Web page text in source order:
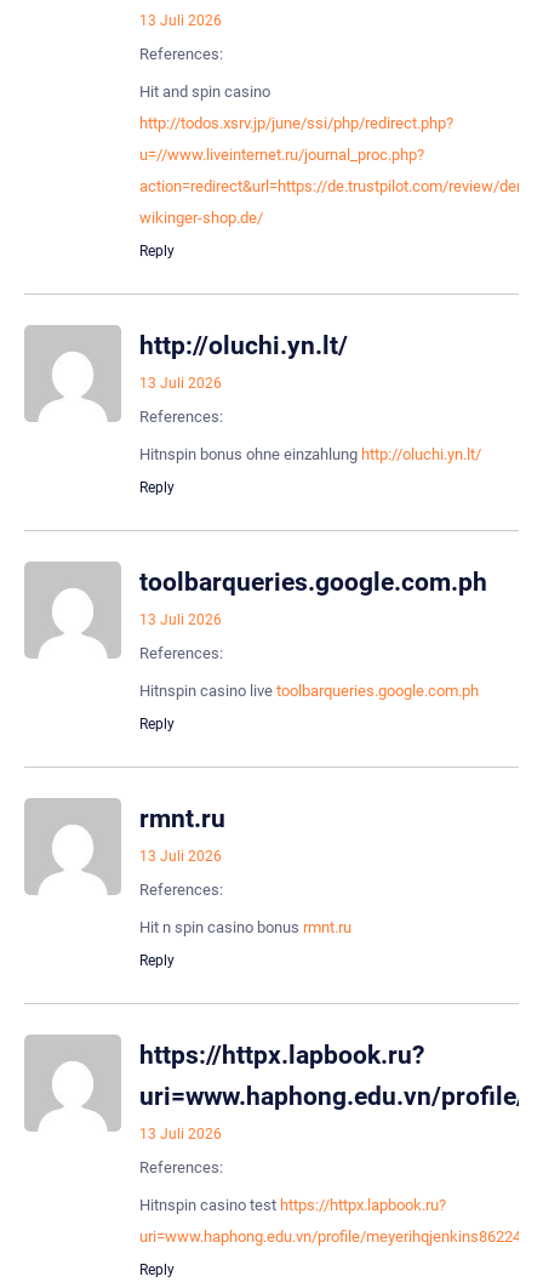
13 Juli 2026
References:
Hit and spin casino
http://todos.xsrv.jp/june/ssi/php/redirect.php?
u=//www.liveinternet.ru/journal_proc.php?
action=redirect&url=https://de.trustpilot.com/review/der-
wikinger-shop.de/
Reply
http://oluchi.yn.lt/
13 Juli 2026
References:
Hitnspin bonus ohne einzahlung http://oluchi.yn.lt/
Reply
toolbarqueries.google.com.ph
13 Juli 2026
References:
Hitnspin casino live toolbarqueries.google.com.ph
Reply
rmnt.ru
13 Juli 2026
References:
Hit n spin casino bonus rmnt.ru
Reply
https://httpx.lapbook.ru?
uri=www.haphong.edu.vn/profile/
13 Juli 2026
References:
Hitnspin casino test https://httpx.lapbook.ru?
uri=www.haphong.edu.vn/profile/meyerihqjenkins86224/
Reply